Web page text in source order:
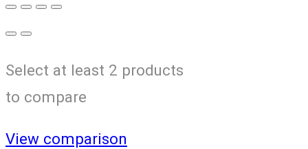
Select at least 2 products
to compare
View comparison